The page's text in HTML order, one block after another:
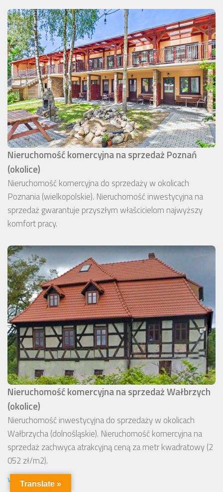
Nieruchomość komercyjna na sprzedaż Poznań
(okolice)
Nieruchomość komercyjna do sprzedaży w okolicach
Poznania (wielkopolskie). Nieruchomość inwestycyjna na
sprzedaż gwarantuje przyszłym właścicielom najwyższy
komfort pracy.
Nieruchomość komercyjna na sprzedaż Wałbrzych
(okolice)
Nieruchomość inwestycyjna do sprzedaży w okolicach
Wałbrzycha (dolnośląskie). Nieruchomość komercyjna na
sprzedaż zachwyca atrakcyjną ceną za metr kwadratowy (2
052 zł/m2).
więcej...Translate »